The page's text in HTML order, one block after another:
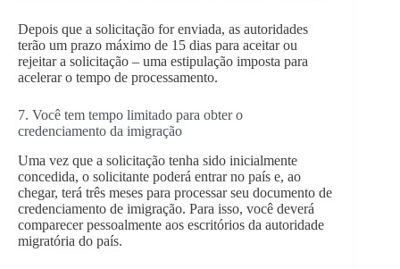
Depois que a solicitação for enviada, as autoridades
terão um prazo máximo de 15 dias para aceitar ou
rejeitar a solicitação – uma estipulação imposta para
acelerar o tempo de processamento.
7. Você tem tempo limitado para obter o
credenciamento da imigração
Uma vez que a solicitação tenha sido inicialmente
concedida, o solicitante poderá entrar no país e, ao
chegar, terá três meses para processar seu documento de
credenciamento de imigração. Para isso, você deverá
comparecer pessoalmente aos escritórios da autoridade
migratória do país.